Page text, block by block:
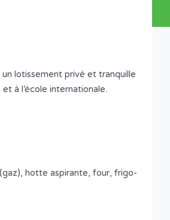
lotissement privé et tranquille
à l’école internationale.
hotte aspirante, four, frigo-